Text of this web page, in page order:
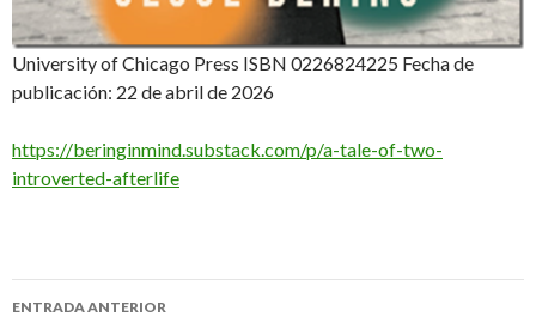
University of Chicago Press ISBN 0226824225 Fecha de
publicación: 22 de abril de 2026
https://beringinmind.substack.com/p/a-tale-of-two-
introverted-afterlife
Navegación
ENTRADA ANTERIOR